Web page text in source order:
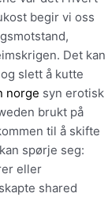
begir vi oss
Det kan
slett å kutte
norge syn erotisk
brukt på
til å skifte
spørje seg:
eller
shared